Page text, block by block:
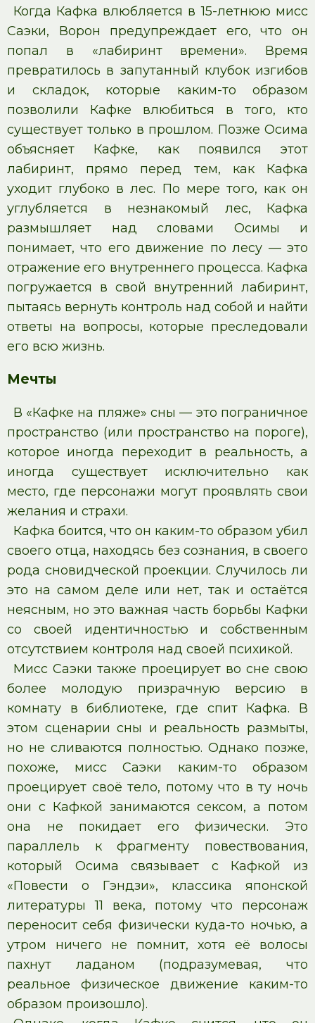
Когда Кафка влюбляется в 15-летнюю мисс
Саэки, Ворон предупреждает его, что он
попал в «лабиринт времени». Время
превратилось в запутанный клубок изгибов
и складок, которые каким-то образом
позволили Кафке влюбиться в того, кто
существует только в прошлом. Позже Осима
объясняет Кафке, как появился этот
лабиринт, прямо перед тем, как Кафка
уходит глубоко в лес. По мере того, как он
углубляется в незнакомый лес, Кафка
размышляет над словами Осимы и
понимает, что его движение по лесу — это
отражение его внутреннего процесса. Кафка
погружается в свой внутренний лабиринт,
пытаясь вернуть контроль над собой и найти
ответы на вопросы, которые преследовали
его всю жизнь.
Мечты
В «Кафке на пляже» сны — это пограничное
пространство (или пространство на пороге),
которое иногда переходит в реальность, а
иногда существует исключительно как
место, где персонажи могут проявлять свои
желания и страхи.
Кафка боится, что он каким-то образом убил
своего отца, находясь без сознания, в своего
рода сновидческой проекции. Случилось ли
это на самом деле или нет, так и остаётся
неясным, но это важная часть борьбы Кафки
со своей идентичностью и собственным
отсутствием контроля над своей психикой.
Мисс Саэки также проецирует во сне свою
более молодую призрачную версию в
комнату в библиотеке, где спит Кафка. В
этом сценарии сны и реальность размыты,
но не сливаются полностью. Однако позже,
похоже, мисс Саэки каким-то образом
проецирует своё тело, потому что в ту ночь
они с Кафкой занимаются сексом, а потом
она не покидает его физически. Это
параллель к фрагменту повествования,
который Осима связывает с Кафкой из
«Повести о Гэндзи», классика японской
литературы 11 века, потому что персонаж
переносит себя физически куда-то ночью, а
утром ничего не помнит, хотя её волосы
пахнут ладаном (подразумевая, что
реальное физическое движение каким-то
образом произошло).